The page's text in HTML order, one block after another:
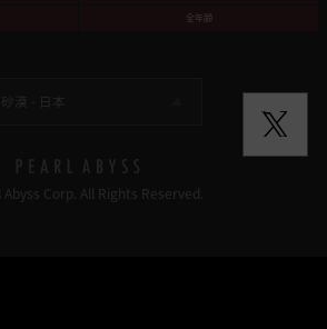
全年齢
漠 - 日本
Corp. All Rights Reserved.